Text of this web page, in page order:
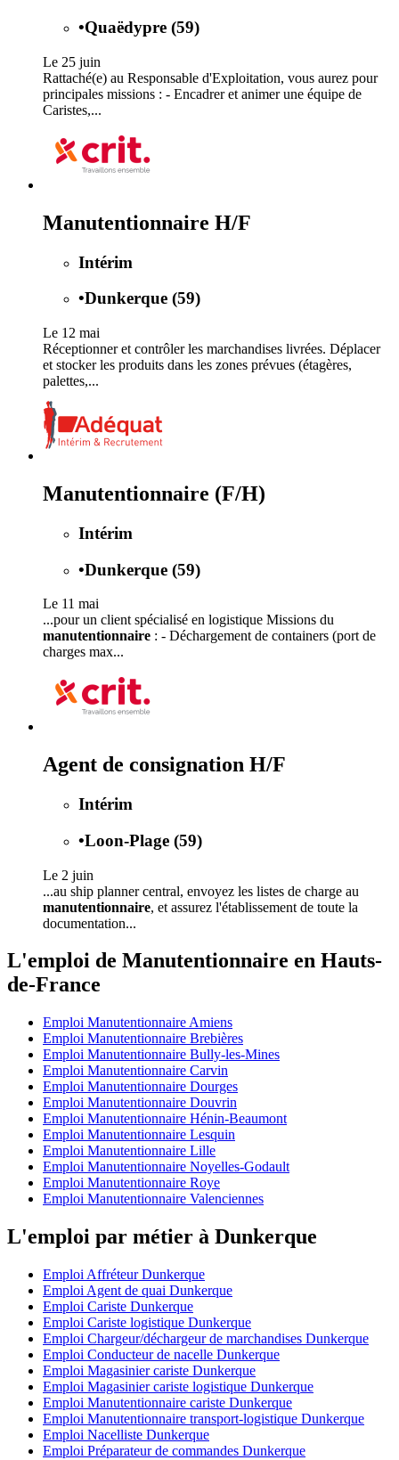
•Quaëdypre (59)
Le 25 juin
Rattaché(e) au Responsable d'Exploitation, vous aurez pour
principales missions : - Encadrer et animer une équipe de
Caristes,...
Manutentionnaire H/F
Intérim
•Dunkerque (59)
Le 12 mai
Réceptionner et contrôler les marchandises livrées. Déplacer
et stocker les produits dans les zones prévues (étagères,
palettes,...
Manutentionnaire (F/H)
Intérim
•Dunkerque (59)
Le 11 mai
...pour un client spécialisé en logistique Missions du
manutentionnaire : - Déchargement de containers (port de
charges max...
Agent de consignation H/F
Intérim
•Loon-Plage (59)
Le 2 juin
...au ship planner central, envoyez les listes de charge au
manutentionnaire, et assurez l'établissement de toute la
documentation...
L'emploi de Manutentionnaire en Hauts-
de-France
Emploi Manutentionnaire Amiens
Emploi Manutentionnaire Brebières
Emploi Manutentionnaire Bully-les-Mines
Emploi Manutentionnaire Carvin
Emploi Manutentionnaire Dourges
Emploi Manutentionnaire Douvrin
Emploi Manutentionnaire Hénin-Beaumont
Emploi Manutentionnaire Lesquin
Emploi Manutentionnaire Lille
Emploi Manutentionnaire Noyelles-Godault
Emploi Manutentionnaire Roye
Emploi Manutentionnaire Valenciennes
L'emploi par métier à Dunkerque
Emploi Affréteur Dunkerque
Emploi Agent de quai Dunkerque
Emploi Cariste Dunkerque
Emploi Cariste logistique Dunkerque
Emploi Chargeur/déchargeur de marchandises Dunkerque
Emploi Conducteur de nacelle Dunkerque
Emploi Magasinier cariste Dunkerque
Emploi Magasinier cariste logistique Dunkerque
Emploi Manutentionnaire cariste Dunkerque
Emploi Manutentionnaire transport-logistique Dunkerque
Emploi Nacelliste Dunkerque
Emploi Préparateur de commandes Dunkerque